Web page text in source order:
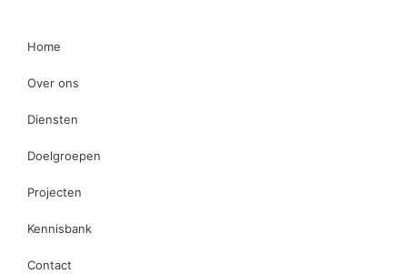
Home
Over ons
Diensten
Doelgroepen
Projecten
Kennisbank
Contact